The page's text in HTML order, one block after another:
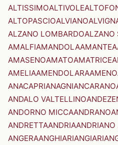
ALTISSIMOALTIVOLE
ALTOPASCIOALVIANO
ALZANO LOMBARDOALZANO
AMALFIAMANDOLAAMANTEA
AMASENOAMATOAMATRICE
AMELIAAMENDOLARAAMENO
ANACAPRIANAGNIANCARANO
ANDALO VALTELLINO
ANDORNO MICCAANDRANO
ANDRETTAANDRIAANDRIANO
ANGERAANGHIARIANGIARI